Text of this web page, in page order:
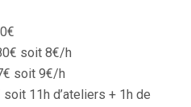
soit 8€/h
soit 9€/h
soit 11h d’ateliers + 1h de